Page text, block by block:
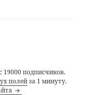
19000 подписчиков.
полейза 1 минуту.